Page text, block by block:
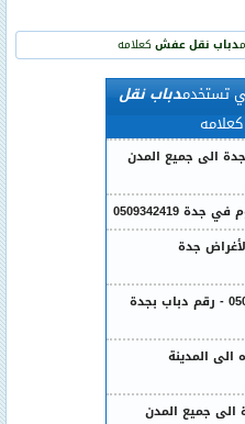
دباب نقل عفش كعلامه
تستخدمدباب نقل
كعلامه
الى جميع المدن
0509342419
جدة
دباب في جدة 0509342419 - رقم دباب بجدة
المدينة
جميع المدن